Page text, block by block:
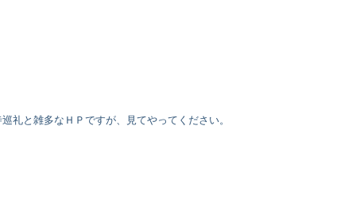
礼と雑多なＨＰですが、見てやってください。